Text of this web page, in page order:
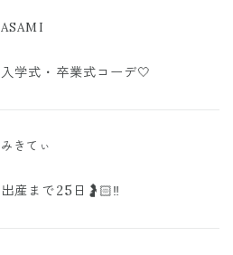
ASAMI
入学式・卒業式コーデ🤍
みきてぃ
出産まで25日🤰🏻‼️